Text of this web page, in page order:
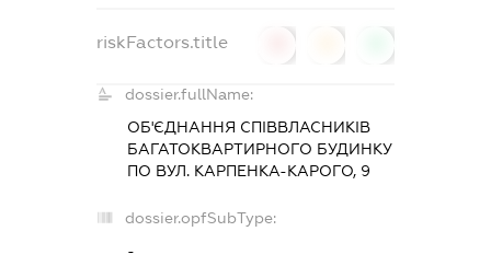
riskFactors.title
dossier.fullName:
ОБ'ЄДНАННЯ СПІВВЛАСНИКІВ
БАГАТОКВАРТИРНОГО БУДИНКУ
ПО ВУЛ. КАРПЕНКА-КАРОГО, 9
dossier.opfSubType:
-